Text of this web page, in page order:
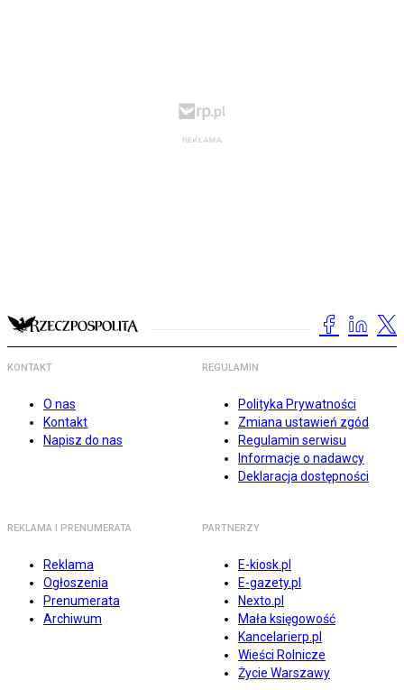
KONTAKT
O nas
Kontakt
Napisz do nas
REGULAMIN
Polityka Prywatności
Zmiana ustawień zgód
Regulamin serwisu
Informacje o nadawcy
Deklaracja dostępności
REKLAMA I PRENUMERATA
Reklama
Ogłoszenia
Prenumerata
Archiwum
PARTNERZY
E-kiosk.pl
E-gazety.pl
Nexto.pl
Mała księgowość
Kancelarierp.pl
Wieści Rolnicze
Życie Warszawy